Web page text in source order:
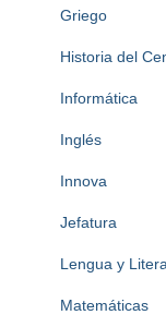
Griego
Historia del
Informática
Inglés
Innova
Jefatura
Lengua y
Matemáticas